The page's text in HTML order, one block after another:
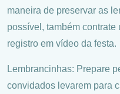
maneira de preservar as
possível, também
registro em vídeo da festa.
Lembrancinhas: Prepare
convidados levarem para